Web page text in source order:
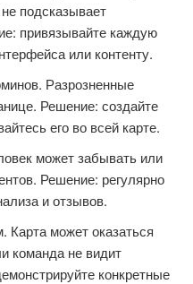
подсказывает
привязывайте каждую
или контенту.
Разрозненные
Решение: создайте
его во всей карте.
может забывать или
Решение: регулярно
и отзывов.
Карта может оказаться
команда не видит
конкретные